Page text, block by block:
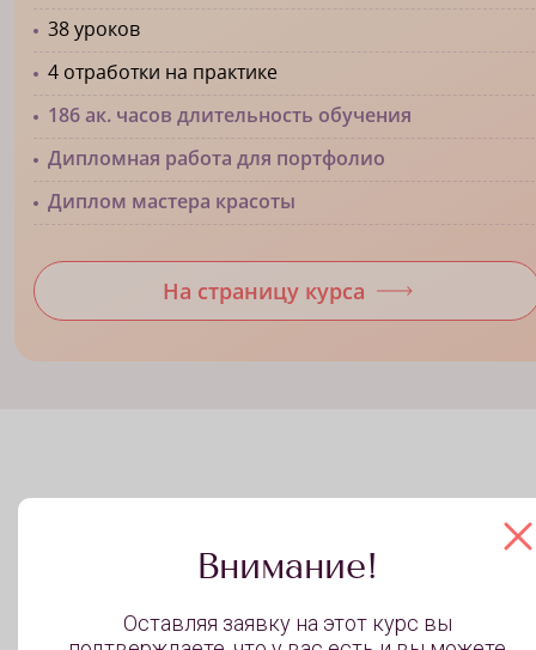
38 уроков
4 отработки на практике
186 ак. часов длительность обучения
Дипломная работа для портфолио
Диплом мастера красоты
На страницу курса
Учись за счет государства!
Узнайте, как оплатить обучение по соцпрограммам
менеджеры расскажут, какие документы нужны для
Внимание!
Оставляя заявку на этот курс вы